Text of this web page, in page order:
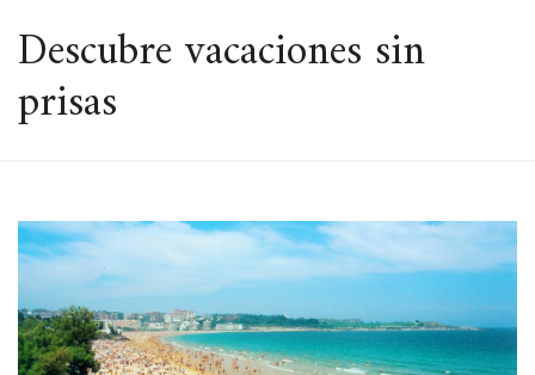
ESPACIO
Descubre vacaciones sin
prisas